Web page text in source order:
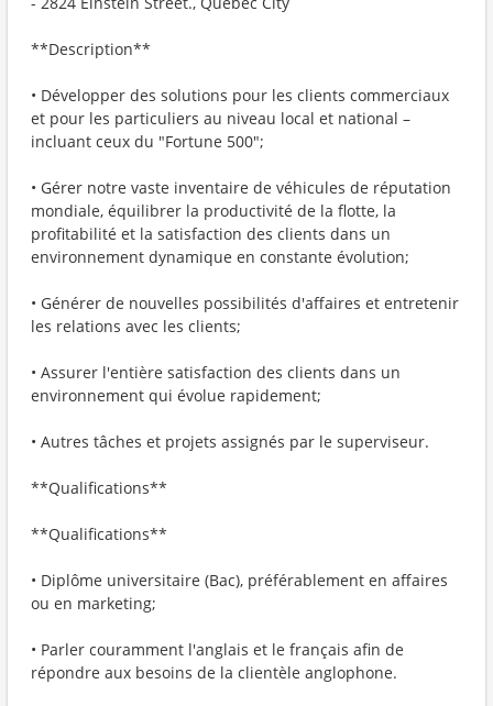
**Description**
• Développer des solutions pour les clients commerciaux
et pour les particuliers au niveau local et national –
incluant ceux du "Fortune 500";
• Gérer notre vaste inventaire de véhicules de réputation
mondiale, équilibrer la productivité de la flotte, la
profitabilité et la satisfaction des clients dans un
environnement dynamique en constante évolution;
• Générer de nouvelles possibilités d'affaires et entretenir
les relations avec les clients;
• Assurer l'entière satisfaction des clients dans un
environnement qui évolue rapidement;
• Autres tâches et projets assignés par le superviseur.
**Qualifications**
**Qualifications**
• Diplôme universitaire (Bac), préférablement en affaires
ou en marketing;
• Parler couramment l'anglais et le français afin de
répondre aux besoins de la clientèle anglophone.